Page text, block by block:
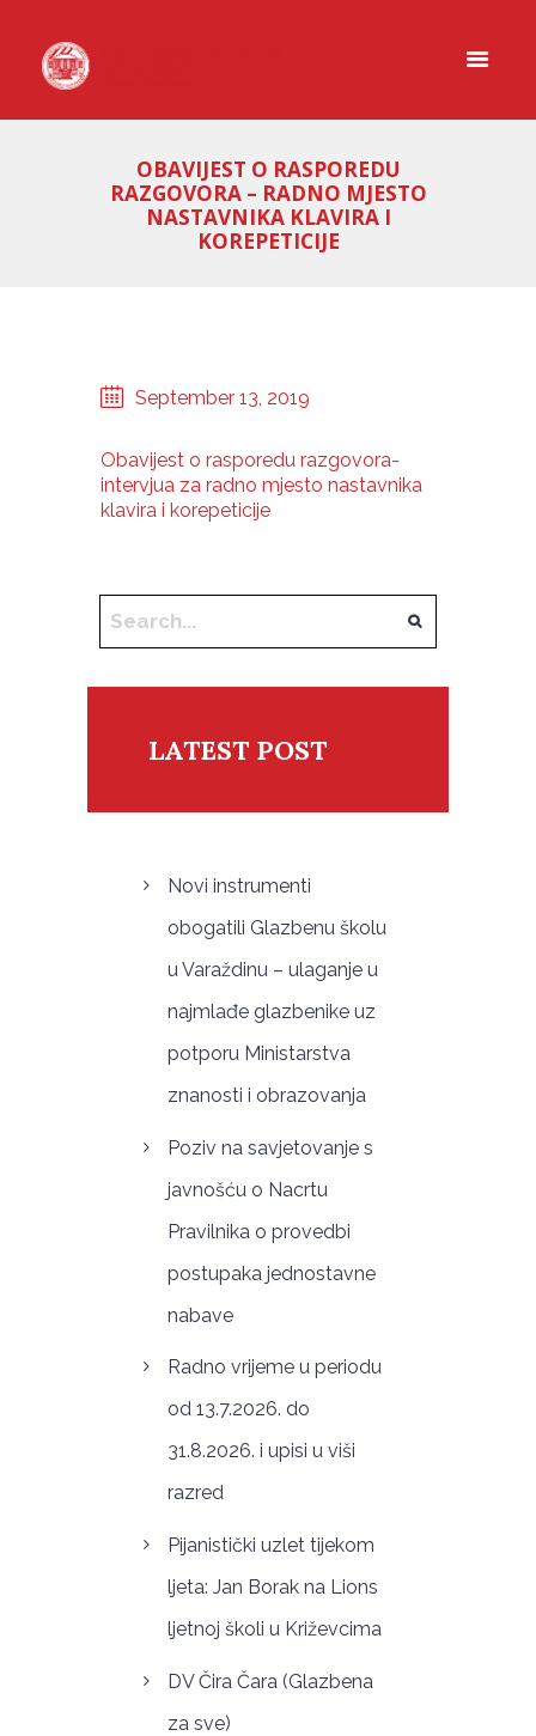
OBAVIJEST O RASPOREDU
RAZGOVORA – RADNO MJESTO
NASTAVNIKA KLAVIRA I
KOREPETICIJE
September 13, 2019
Obavijest o rasporedu razgovora-
intervjua za radno mjesto nastavnika
klavira i korepeticije
LATEST POST
Novi instrumenti
obogatili Glazbenu školu
u Varaždinu – ulaganje u
najmlađe glazbenike uz
potporu Ministarstva
znanosti i obrazovanja
Poziv na savjetovanje s
javnošću o Nacrtu
Pravilnika o provedbi
postupaka jednostavne
nabave
Radno vrijeme u periodu
od 13.7.2026. do
31.8.2026. i upisi u viši
razred
Pijanistički uzlet tijekom
ljeta: Jan Borak na Lions
ljetnoj školi u Križevcima
DV Čira Čara (Glazbena
za sve)